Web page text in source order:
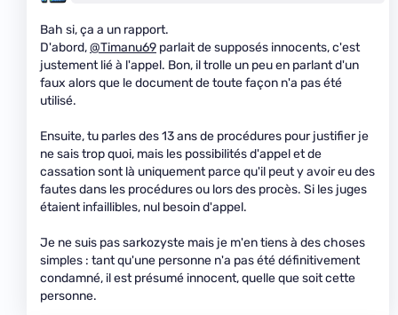
Bah si, ça a un rapport.
D'abord,@Timanu69 parlait de supposés innocents, c'est
justement lié à l'appel. Bon, il trolle un peu en parlant d'un
faux alors que le document de toute façon n'a pas été
utilisé.
Ensuite, tu parles des 13 ans de procédures pour justifier je
ne sais trop quoi, mais les possibilités d'appel et de
cassation sont là uniquement parce qu'il peut y avoir eu des
fautes dans les procédures ou lors des procès. Si les juges
étaient infaillibles, nul besoin d'appel.
Je ne suis pas sarkozyste mais je m'en tiens à des choses
simples : tant qu'une personne n'a pas été définitivement
condamné, il est présumé innocent, quelle que soit cette
personne.